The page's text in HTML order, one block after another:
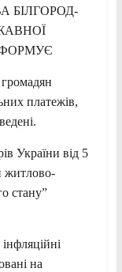
БІЛГОРОД-
платежів,
України від 5
житлово-
стану”
на